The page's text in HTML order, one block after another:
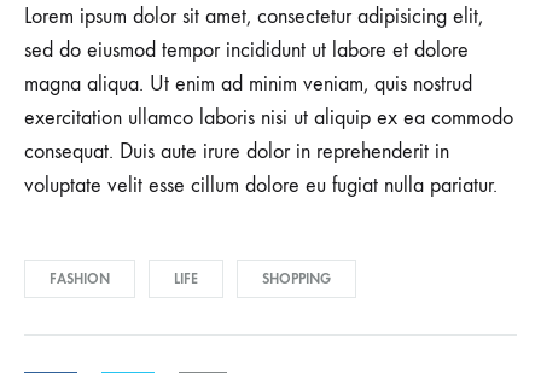
Lorem ipsum dolor sit amet, consectetur adipisicing elit,
sed do eiusmod tempor incididunt ut labore et dolore
magna aliqua. Ut enim ad minim veniam, quis nostrud
exercitation ullamco laboris nisi ut aliquip ex ea commodo
consequat. Duis aute irure dolor in reprehenderit in
voluptate velit esse cillum dolore eu fugiat nulla pariatur.
FASHION LIFE SHOPPING